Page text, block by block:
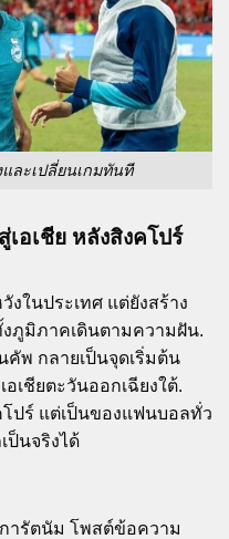
ละเปลี่ยนเกมทันที
อเชีย หลังสิงคโปร์
ในประเทศ แต่ยังสร้าง
ภูมิภาคเดินตามความฝัน.
คัพ กลายเป็นจุดเริ่มต้น
เชียตะวันออกเฉียงใต้.
ปร์ แต่เป็นของแฟนบอลทั่ว
ป็นจริงได้
ารัตนัม โพสต์ข้อความ